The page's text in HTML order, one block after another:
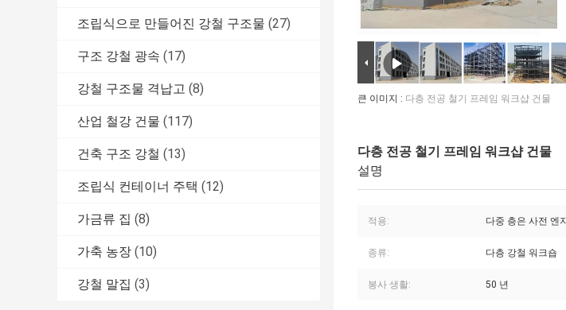
조립식으로 만들어진 강철 구조물 (27)
구조 강철 광속 (17)
강철 구조물 격납고 (8)
산업 철강 건물 (117)
건축 구조 강철 (13)
조립식 컨테이너 주택 (12)
가금류 집 (8)
가축 농장 (10)
강철 말집 (3)
큰 이미지 : 다층 전공 철기 프레임 워크샵 건물
다층 전공 철기 프레임 워크샵 건물
설명
적용: 다중 층은 사전 엔
종류: 다층 강철 워크숍
봉사 생활: 50 년